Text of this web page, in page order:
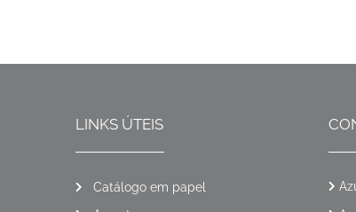
LINKS ÚTEIS
Catálogo em papel